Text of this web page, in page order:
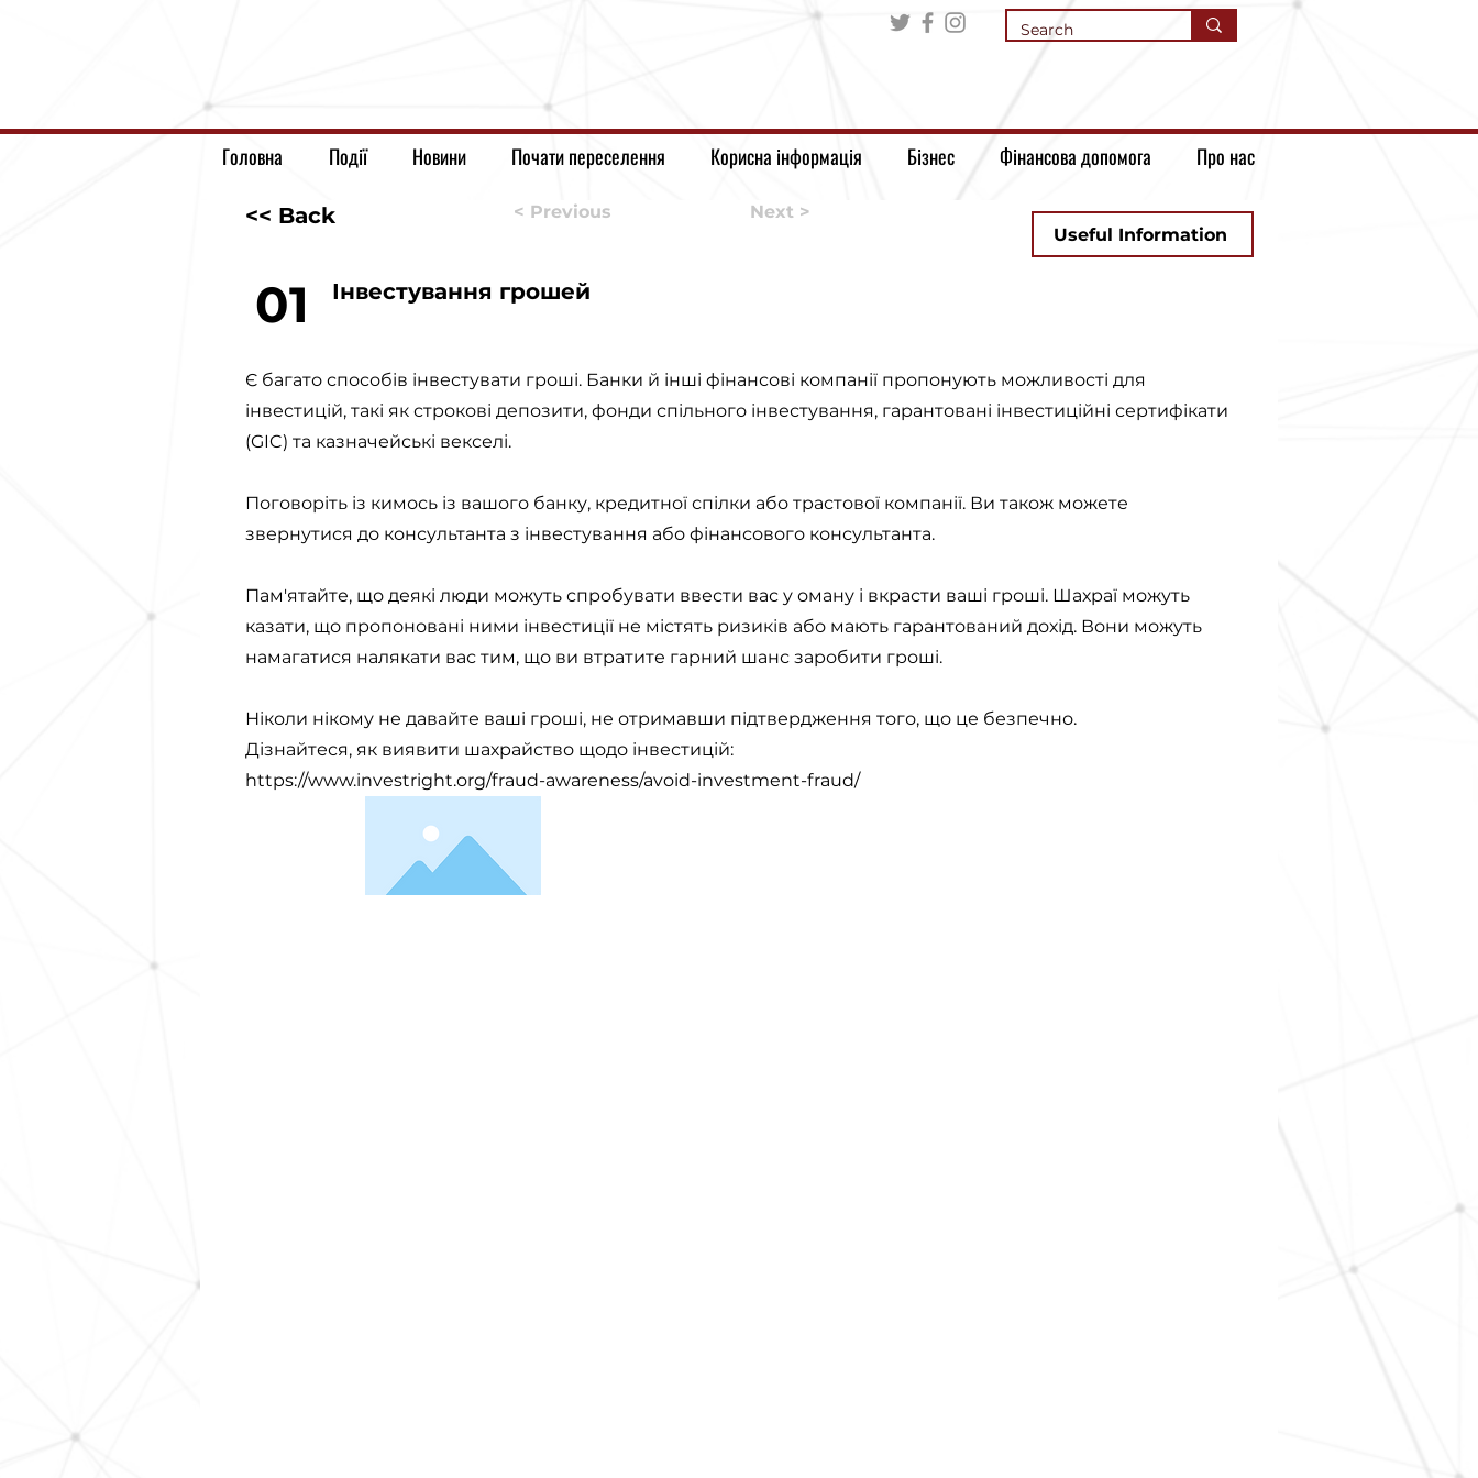
Головна Події Новини Почати переселення Корисна інформація Бізнес Фінансова допомога Про нас
<< Back < Previous
Next >
Useful Information
01 Інвестування грошей
Є багато способів інвестувати гроші. Банки й інші фінансові компанії пропонують можливості для
інвестицій, такі як строкові депозити, фонди спільного інвестування, гарантовані інвестиційні сертифікати
(GIC) та казначейські векселі.
Поговоріть із кимось із вашого банку, кредитної спілки або трастової компанії. Ви також можете
звернутися до консультанта з інвестування або фінансового консультанта.
Пам'ятайте, що деякі люди можуть спробувати ввести вас у оману і вкрасти ваші гроші. Шахраї можуть
казати, що пропоновані ними інвестиції не містять ризиків або мають гарантований дохід. Вони можуть
намагатися налякати вас тим, що ви втратите гарний шанс заробити гроші.
Ніколи нікому не давайте ваші гроші, не отримавши підтвердження того, що це безпечно.
Дізнайтеся, як виявити шахрайство щодо інвестицій:
https://www.investright.org/fraud-awareness/avoid-investment-fraud/